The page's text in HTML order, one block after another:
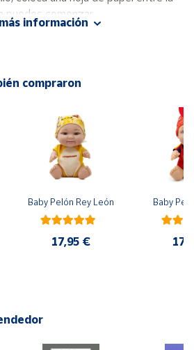
puedes comenzar.
de asfixia
información
compraron
Baby Pelón Rey León
17,95 €
Baby